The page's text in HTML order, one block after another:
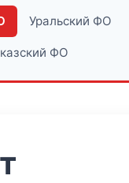
Уральский ФО
ФО